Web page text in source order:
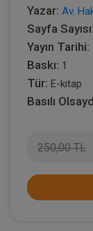
Yazar: Av.
Sayfa Sayısı:
Yayın Tarihi:
Baskı: 1
Tür: E-kitap
Basılı
250,00 TL